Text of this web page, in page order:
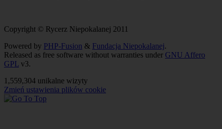
Copyright © Rycerz Niepokalanej 2011
Powered by PHP-Fusion & Fundacja Niepokalanej.
Released as free software without warranties under GNU Affero
GPL v3.
1,559,304 unikalne wizyty
Zmień ustawienia plików cookie